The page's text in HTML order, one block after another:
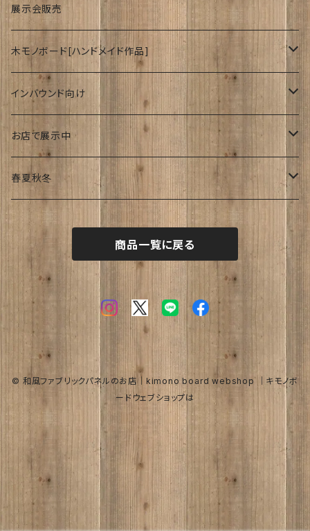
波
展示会販売
木モノボード[ハンドメイド作品]
ゆーかり
リース
おぶじぇ
ドッグウェアー
キモノ
帯
インバウンド向け
海外
Japanese style
お店で展示中
リ・マテリアルさん
join lotus coffee さん
たまゆらさん
春夏秋冬
海
トロピカル
オリーブ
商品一覧に戻る
© 和風ファブリックパネルのお店｜kimono board webshop ｜キモノボ
ードウェブショップは